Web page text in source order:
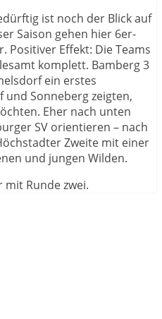
ist noch der Blick auf
Saison gehen hier 6er-
Positiver Effekt: Die Teams
komplett. Bamberg 3
ein erstes
Sonneberg zeigten,
Eher nach unten
SV orientieren – nach
Zweite mit einer
und jungen Wilden.
mit Runde zwei.